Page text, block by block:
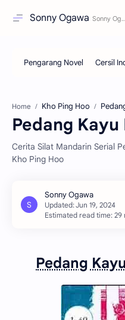
Sonny Ogawa
Home Kho Ping Hoo
Pedang
Cerita Silat Mandarin Serial
Kho Ping Hoo
Estimated read time: 29
Pedang